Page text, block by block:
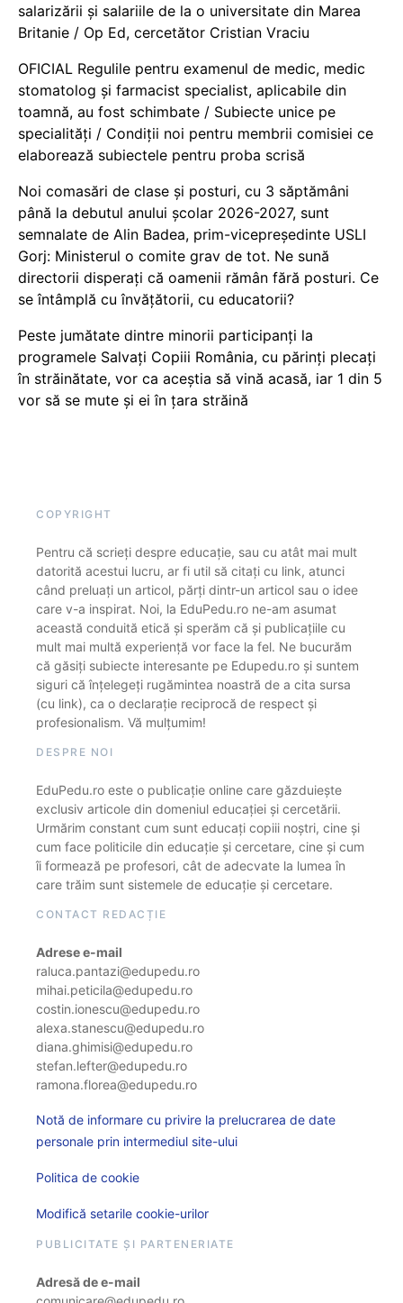
salarizării și salariile de la o universitate din Marea
Britanie / Op Ed, cercetător Cristian Vraciu
OFICIAL Regulile pentru examenul de medic, medic
stomatolog și farmacist specialist, aplicabile din
toamnă, au fost schimbate / Subiecte unice pe
specialități / Condiții noi pentru membrii comisiei ce
elaborează subiectele pentru proba scrisă
Noi comasări de clase și posturi, cu 3 săptămâni
până la debutul anului școlar 2026-2027, sunt
semnalate de Alin Badea, prim-vicepreședinte USLI
Gorj: Ministerul o comite grav de tot. Ne sună
directorii disperați că oamenii rămân fără posturi. Ce
se întâmplă cu învățătorii, cu educatorii?
Peste jumătate dintre minorii participanți la
programele Salvați Copiii România, cu părinți plecați
în străinătate, vor ca aceștia să vină acasă, iar 1 din 5
vor să se mute și ei în țara străină
COPYRIGHT
Pentru că scrieți despre educație, sau cu atât mai mult
datorită acestui lucru, ar fi util să citați cu link, atunci
când preluați un articol, părți dintr-un articol sau o idee
care v-a inspirat. Noi, la EduPedu.ro ne-am asumat
această conduită etică și sperăm că și publicațiile cu
mult mai multă experiență vor face la fel. Ne bucurăm
că găsiți subiecte interesante pe Edupedu.ro și suntem
siguri că înțelegeți rugămintea noastră de a cita sursa
(cu link), ca o declarație reciprocă de respect și
profesionalism. Vă mulțumim!
DESPRE NOI
EduPedu.ro este o publicație online care găzduiește
exclusiv articole din domeniul educației și cercetării.
Urmărim constant cum sunt educați copiii noștri, cine și
cum face politicile din educație și cercetare, cine și cum
îi formează pe profesori, cât de adecvate la lumea în
care trăim sunt sistemele de educație și cercetare.
CONTACT REDACȚIE
Adrese e-mail
raluca.pantazi@edupedu.ro
mihai.peticila@edupedu.ro
costin.ionescu@edupedu.ro
alexa.stanescu@edupedu.ro
diana.ghimisi@edupedu.ro
stefan.lefter@edupedu.ro
ramona.florea@edupedu.ro
Notă de informare cu privire la prelucrarea de date
personale prin intermediul site-ului
Politica de cookie
Modifică setarile cookie-urilor
PUBLICITATE ȘI PARTENERIATE
Adresă de e-mail